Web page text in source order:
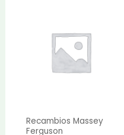
Recambios Massey
Ferguson